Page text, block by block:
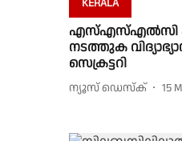
KERALA
എസ്എസ്എൽസി
നടത്തുക
സെക്രട്ടറി
ന്യൂസ് ഡെസ്ക് 15